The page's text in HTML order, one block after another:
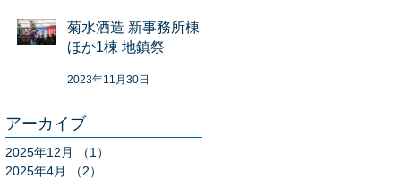
菊水酒造 新事務所棟
ほか1棟 地鎮祭
2023年11月30日
アーカイブ
2025年12月 （1）
2025年4月
（2）